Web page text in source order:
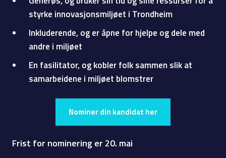
styrke innovasjonsmiljøet i Trondheim
Inkluderende, og er åpne for hjelpe og dele med
andre i miljøet
En fasilitator, og kobler folk sammen slik at
samarbeidene i miljøet blomstrer
Nominer din kandidat her
Frist for nominering er 20. mai